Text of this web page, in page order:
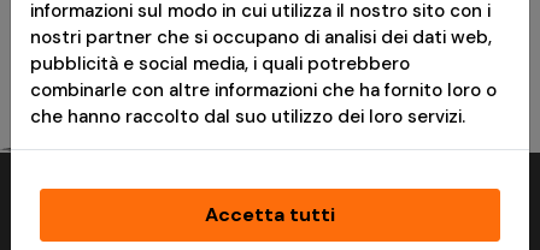
Consegna in 24h Disponibile
Perchè acquistare su ModaMilitare?
informazioni sul modo in cui utilizza il nostro sito con i
nostri partner che si occupano di analisi dei dati web,
pubblicità e social media, i quali potrebbero
combinarle con altre informazioni che ha fornito loro o
che hanno raccolto dal suo utilizzo dei loro servizi.
Accetta tutti